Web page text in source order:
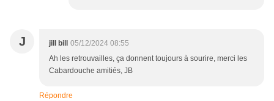
J jill bill
05/12/2024 08:55
Ah les retrouvailles, ça donnent toujours à sourire, merci les
Cabardouche amitiés, JB
Répondre